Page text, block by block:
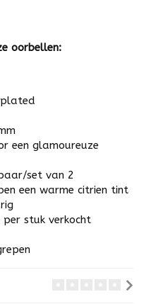
oorbellen:
een glamoureuze
set van 2
een warme citrien tint
stuk verkocht